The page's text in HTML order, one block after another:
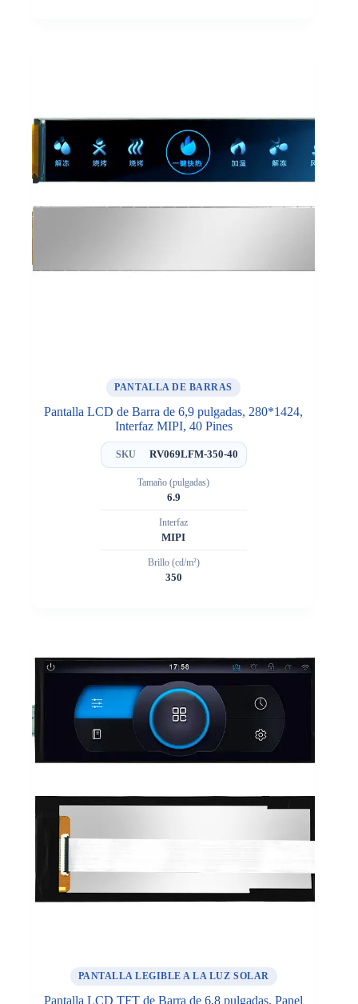
PANTALLA DE BARRAS
Pantalla LCD de Barra de 6,9 pulgadas, 280*1424,
Interfaz MIPI, 40 Pines
SKU RV069LFM-350-40
Tamaño (pulgadas)
6.9
Interfaz
MIPI
Brillo (cd/m²)
350
PANTALLA LEGIBLE A LA LUZ SOLAR
Pantalla LCD TFT de Barra de 6,8 pulgadas, Panel